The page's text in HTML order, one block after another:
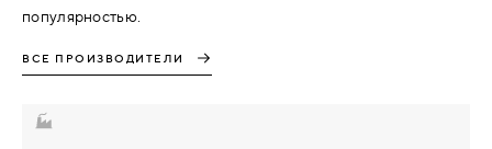
популярностью.
ВСЕ ПРОИЗВОДИТЕЛИ